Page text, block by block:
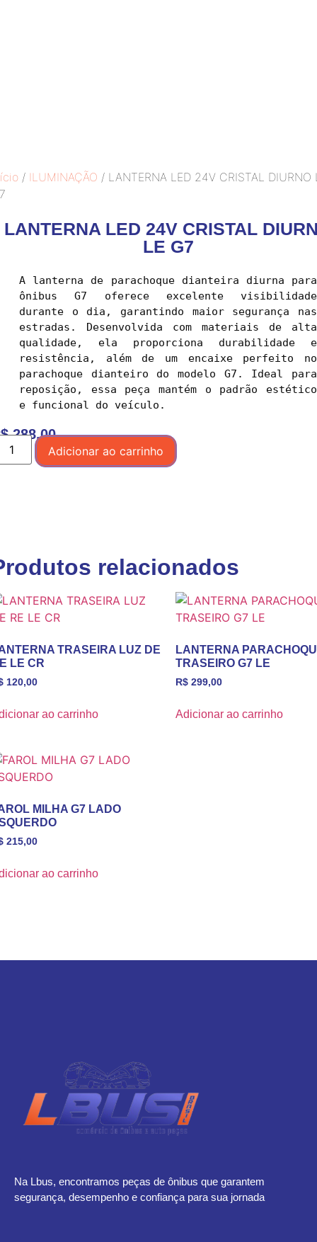
/ ILUMINAÇÃO / LANTERNA LED 24V CRISTAL DIURNO
LANTERNA LED 24V CRISTAL
LE G7
A lanterna de parachoque dianteira diurna para
ônibus G7 oferece excelente visibilidade
durante o dia, garantindo maior segurança nas
estradas. Desenvolvida com materiais de alta
qualidade, ela proporciona durabilidade e
resistência, além de um encaixe perfeito no
parachoque dianteiro do modelo G7. Ideal para
reposição, essa peça mantém o padrão estético
288,00
Adicionar ao carrinho
relacionados
TRASEIRA LUZ DE
LE CR
120,00
ao carrinho
LANTERNA
TRASEIRO G7 LE
R$299,00
Adicionar ao carrinho
MILHA G7 LADO
215,00
ao carrinho
Na Lbus, encontramos peças de ônibus que garantem
segurança, desempenho e confiança para sua jornada